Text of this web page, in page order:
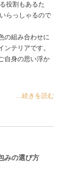
役割もあるた
らっしゃるので
の組み合わせに
ンテリアです。
自身の思い浮か
...続きを読む
みの選び方